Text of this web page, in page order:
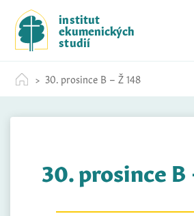
c
institut
ekumenických
studií
30. prosince B – Ž 148
30. prosince B